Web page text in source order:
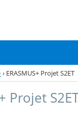
› ERASMUS+ Projet S2ET
Projet